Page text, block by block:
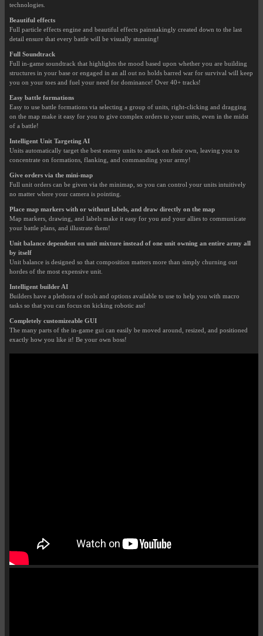
technologies.
Beautiful effects
Full particle effects engine and beautiful effects painstakingly created down to the last
detail ensure that every battle will be visually stunning!
Full Soundtrack
Full in-game soundtrack that highlights the mood based upon whether you are building
structures in your base or engaged in an all out no holds barred war for survival will keep
you on your toes and fuel your need for dominance! Over 40+ tracks!
Easy battle formations
Easy to use battle formations via selecting a group of units, right-clicking and dragging
on the map make it easy for you to give complex orders to your units, even in the midst
of a battle!
Intelligent Unit Targeting AI
Units automatically target the best enemy units to attack on their own, leaving you to
concentrate on formations, flanking, and commanding your army!
Give orders via the mini-map
Full unit orders can be given via the minimap, so you can control your units intuitively
no matter where your camera is pointing.
Place map markers with or without labels, and draw directly on the map
Map markers, drawing, and labels make it easy for you and your allies to communicate
your battle plans, and illustrate them!
Unit balance dependent on unit mixture instead of one unit owning an entire army all
by itself
Unit balance is designed so that composition matters more than simply churning out
hordes of the most expensive unit.
Intelligent builder AI
Builders have a plethora of tools and options available to use to help you with macro
tasks so that you can focus on kicking robotic ass!
Completely customizeable GUI
The many parts of the in-game gui can easily be moved around, resized, and positioned
exactly how you like it! Be your own boss!